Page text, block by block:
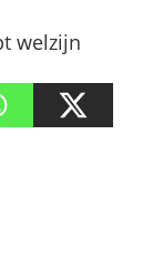
welzijn